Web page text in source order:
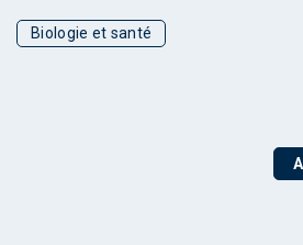
Biologie et santé